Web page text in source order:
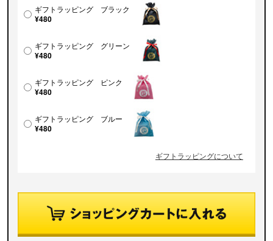
ギフトラッピング ブラック
¥480
ギフトラッピング グリーン
¥480
ギフトラッピング ピンク
¥480
ギフトラッピング ブルー
¥480
ギフトラッピングについて